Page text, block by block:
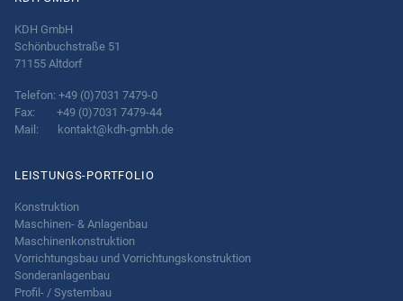
KDH GmbH
Schönbuchstraße 51
71155 Altdorf
Telefon: +49 (0)7031 7479-0
Fax: +49 (0)7031 7479-44
Mail: kontakt@kdh-gmbh.de
LEISTUNGS-PORTFOLIO
Konstruktion
Maschinen- & Anlagenbau
Maschinenkonstruktion
Vorrichtungsbau und Vorrichtungskonstruktion
Sonderanlagenbau
Profil- / Systembau